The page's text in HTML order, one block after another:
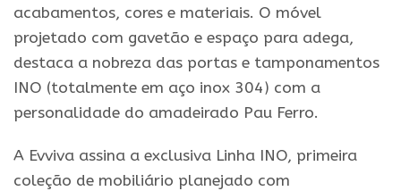
acabamentos, cores e materiais. O móvel
projetado com gavetão e espaço para adega,
destaca a nobreza das portas e tamponamentos
INO (totalmente em aço inox 304) com a
personalidade do amadeirado Pau Ferro.
A Evviva assina a exclusiva Linha INO, primeira
coleção de mobiliário planejado com